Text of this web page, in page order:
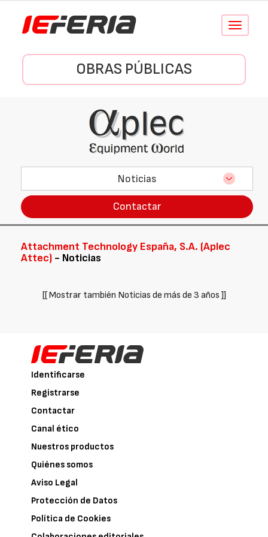
Conmutar
OBRAS PÚBLICAS
Noticias
Contactar
Attachment Technology España, S.A. (Aplec
Attec) - Noticias
[[ Mostrar también Noticias de más de 3 años ]]
Identificarse
Registrarse
Contactar
Canal ético
Nuestros productos
Quiénes somos
Aviso Legal
Protección de Datos
Política de Cookies